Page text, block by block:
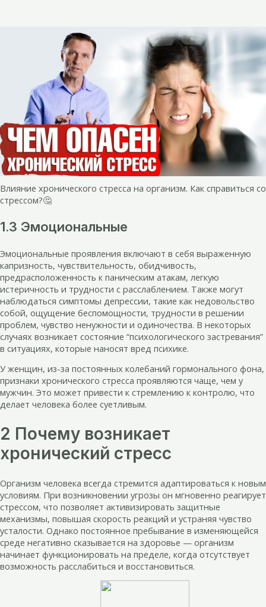
Влияние хронического стресса на организм. Как справиться со
стрессом?🤔
1.3 Эмоциональные
Эмоциональные проявления включают в себя выраженную
капризность, чувствительность, обидчивость,
предрасположенность к паническим атакам, легкую
истеричность и трудности с расслаблением. Также могут
наблюдаться симптомы депрессии, такие как недовольство
собой, ощущение беспомощности, трудности в решении
проблем, чувство ненужности и одиночества. В некоторых
случаях возникает состояние “психологического застревания”
в ситуациях, которые наносят вред психике.
У женщин, из-за постоянных колебаний гормонального фона,
признаки хронического стресса проявляются чаще, чем у
мужчин. Это может привести к стремлению к контролю, что
делает человека более суетливым.
2 Почему возникает
хронический стресс
Организм человека всегда стремится адаптироваться к новым
условиям. При возникновении угрозы он мгновенно реагирует
стрессом, что позволяет активизировать защитные
механизмы, повышая скорость реакций и устраняя чувство
усталости. Однако постоянное пребывание в изменяющейся
среде негативно сказывается на здоровье — организм
начинает функционировать на пределе, когда отсутствует
возможность расслабиться и восстановиться.